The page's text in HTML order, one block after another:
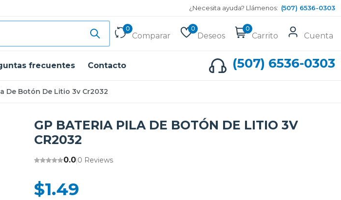
¿Necesita ayuda? Llámenos: (507) 6536-0303
0
Comparar
0
Deseos
0
Carrito Cuenta
frecuentes Contacto (507) 6536-0303
De Botón De Litio 3v Cr2032
GP BATERIA PILA DE BOTÓN DE LITIO 3V
CR2032
0.0|0 Reviews
$1.49